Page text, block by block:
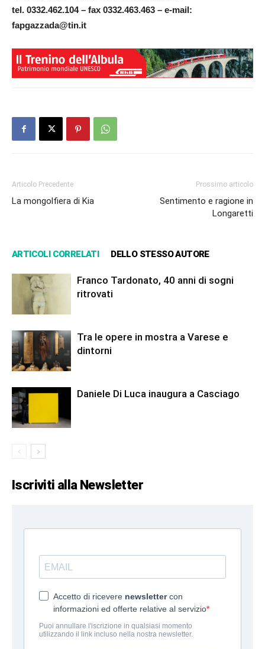
tel. 0332.462.104 – fax 0332.463.463 – e-mail:
fapgazzada@tin.it
Articolo Precedente
La mongolfiera di Kia
Prossimo articolo
Sentimento e ragione in
Longaretti
ARTICOLI CORRELATI DELLO STESSO AUTORE
Franco Tardonato, 40 anni di sogni
ritrovati
Tra le opere in mostra a Varese e
dintorni
Daniele Di Luca inaugura a Casciago
Iscriviti alla Newsletter